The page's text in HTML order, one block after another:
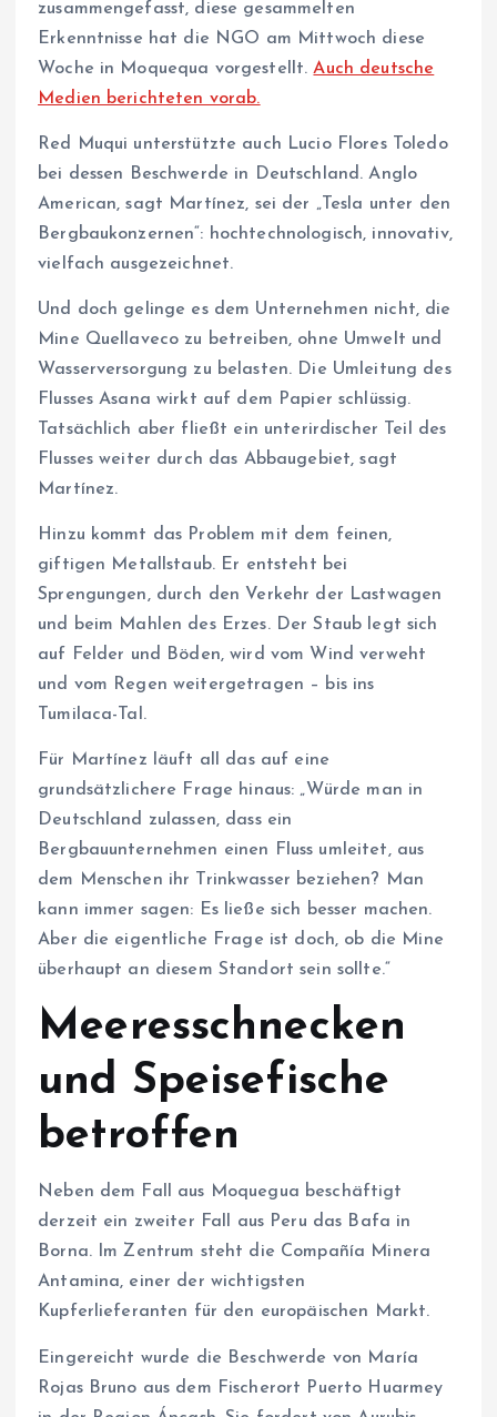
zusammengefasst, diese gesammelten
Erkenntnisse hat die NGO am Mittwoch diese
Woche in Moquequa vorgestellt.Auch deutsche
Medien berichteten vorab.
Red Muqui unterstützte auch Lucio Flores Toledo
bei dessen Beschwerde in Deutschland. Anglo
American, sagt Martínez, sei der „Tesla unter den
Bergbaukonzernen“: hochtechnologisch, innovativ,
vielfach ausgezeichnet.
Und doch gelinge es dem Unternehmen nicht, die
Mine Quellaveco zu betreiben, ohne Umwelt und
Wasserversorgung zu belasten. Die Umleitung des
Flusses Asana wirkt auf dem Papier schlüssig.
Tatsächlich aber fließt ein unterirdischer Teil des
Flusses weiter durch das Abbaugebiet, sagt
Martínez.
Hinzu kommt das Problem mit dem feinen,
giftigen Metallstaub. Er entsteht bei
Sprengungen, durch den Verkehr der Lastwagen
und beim Mahlen des Erzes. Der Staub legt sich
auf Felder und Böden, wird vom Wind verweht
und vom Regen weitergetragen – bis ins
Tumilaca-Tal.
Für Martínez läuft all das auf eine
grundsätzlichere Frage hinaus: „Würde man in
Deutschland zulassen, dass ein
Bergbauunternehmen einen Fluss umleitet, aus
dem Menschen ihr Trinkwasser beziehen? Man
kann immer sagen: Es ließe sich besser machen.
Aber die eigentliche Frage ist doch, ob die Mine
überhaupt an diesem Standort sein sollte.“
Meeresschnecken
und Speisefische
betroffen
Neben dem Fall aus Moquegua beschäftigt
derzeit ein zweiter Fall aus Peru das Bafa in
Borna. Im Zentrum steht die Compañía Minera
Antamina, einer der wichtigsten
Kupferlieferanten für den europäischen Markt.
Eingereicht wurde die Beschwerde von María
Rojas Bruno aus dem Fischerort Puerto Huarmey